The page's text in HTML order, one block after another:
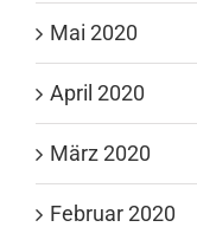
Mai 2020
April 2020
März 2020
Februar 2020